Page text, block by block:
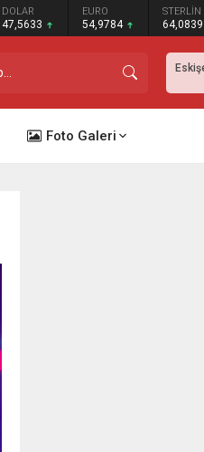
DOLAR
47,5633
EURO
54,9784
STERLİN
64,0839
Foto Galeri